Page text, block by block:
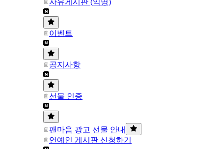
이벤트
공지사항
선물 인증
팬마음 광고 선물 안내
연예인 게시판 신청하기